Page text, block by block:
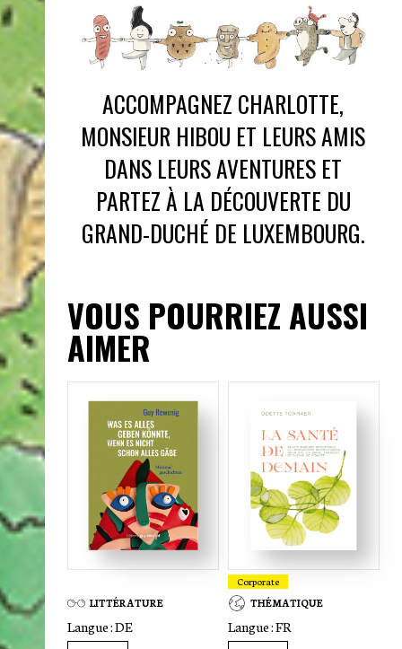
ACCOMPAGNEZ CHARLOTTE,
MONSIEUR HIBOU ET LEURS AMIS
DANS LEURS AVENTURES ET
PARTEZ À LA DÉCOUVERTE DU
GRAND-DUCHÉ DE LUXEMBOURG.
VOUS POURRIEZ AUSSI
AIMER
LITTÉRATURE
Langue :DE
Corporate
THÉMATIQUE
Langue :FR